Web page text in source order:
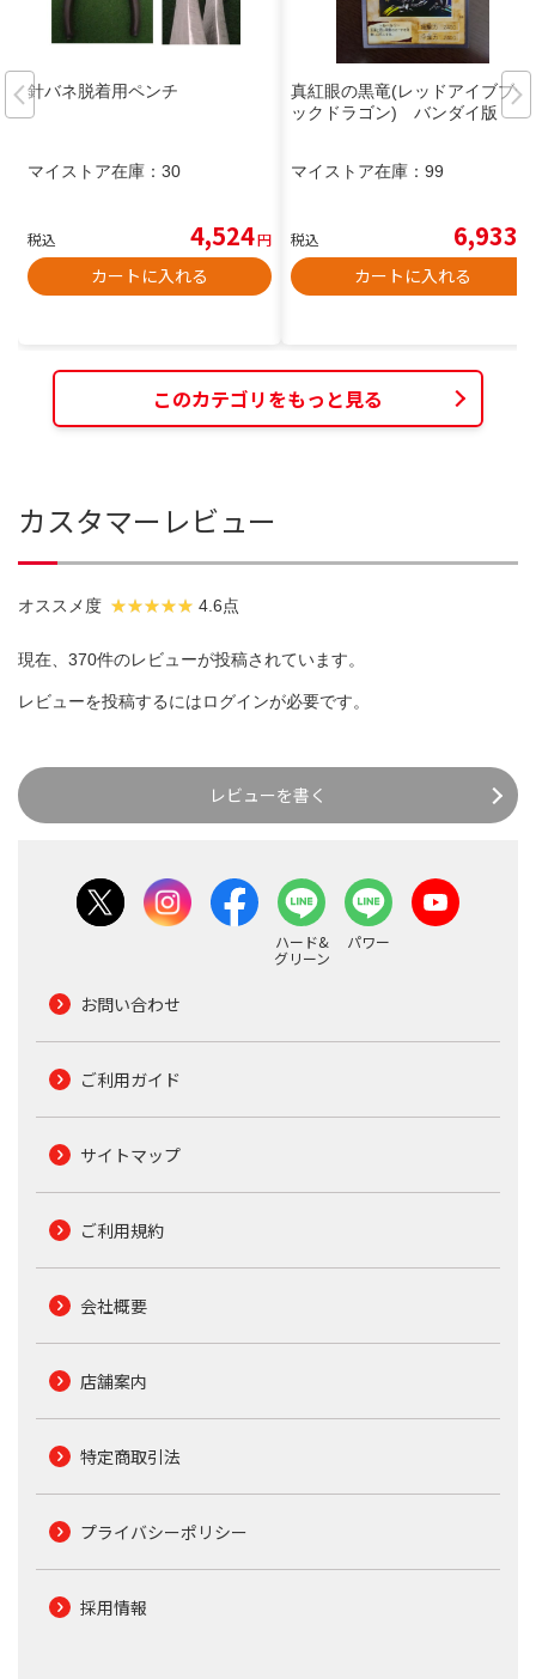
針バネ脱着用ペンチ
マイストア在庫： 30
税込 4,524円
カートに入れる
真紅眼の黒竜(レッドアイブブラ
ックドラゴン) バンダイ版
マイストア在庫： 99
税込 6,933
カートに入れる
このカテゴリをもっと見る
カスタマーレビュー
オススメ度 4.6点
現在、370件のレビューが投稿されています。
レビューを投稿するにはログインが必要です。
レビューを書く
ハード&
グリーン
パワー
お問い合わせ
ご利用ガイド
サイトマップ
ご利用規約
会社概要
店舗案内
特定商取引法
プライバシーポリシー
採用情報